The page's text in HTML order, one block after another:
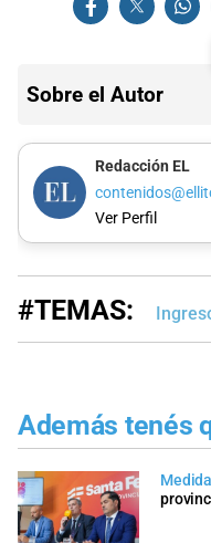
Sobre el Autor
Redacción EL
Ver Perfil
#TEMAS:
Además tenés